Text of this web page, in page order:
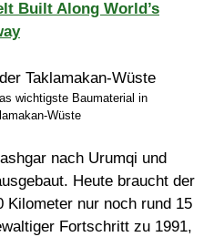
Built Along World’s
wichtigste Baumaterial in
Wüste
nach Urumqi und
Heute braucht der
Kilometer nur noch rund 15
Fortschritt zu 1991,